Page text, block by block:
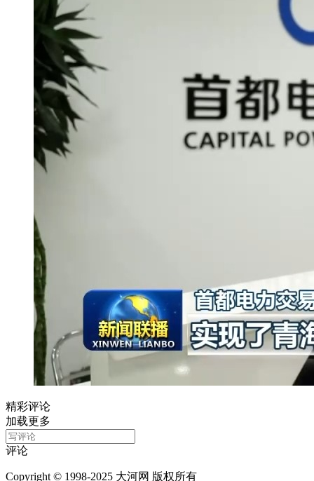
精彩评论
加载更多
评论
Copyright © 1998-2025 大河网 版权所有